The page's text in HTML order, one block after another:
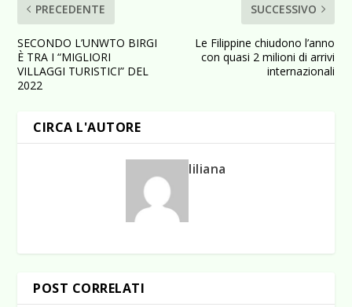
PRECEDENTE
SECONDO L’UNWTO BIRGI
È TRA I “MIGLIORI
VILLAGGI TURISTICI” DEL
2022
SUCCESSIVO
Le Filippine chiudono l’anno
con quasi 2 milioni di arrivi
internazionali
CIRCA L'AUTORE
liliana
POST CORRELATI